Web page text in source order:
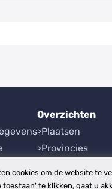
Overzichten
Plaatsen
Provincies
cookies om de website te
te klikken, gaat u